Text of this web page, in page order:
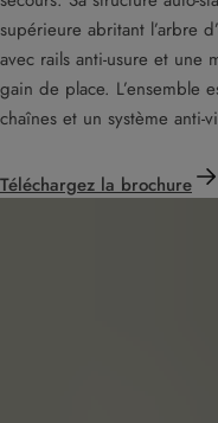
supérieure abritant l’arbre
avec rails anti-usure et une
gain de place. L’ensemble
chaînes et un système
Téléchargez la brochure